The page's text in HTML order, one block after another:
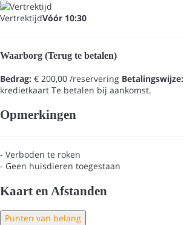
VertrektijdVóór 10:30
Waarborg (Terug te betalen)
Bedrag: € 200,00 /reservering Betalingswijze:
kredietkaart Te betalen bij aankomst.
Opmerkingen
- Verboden te roken
- Geen huisdieren toegestaan
Kaart en Afstanden
Punten van belang